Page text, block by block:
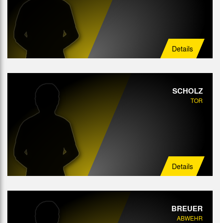
Angriff
Details
SCHOLZ
TOR
Details
BREUER
ABWEHR